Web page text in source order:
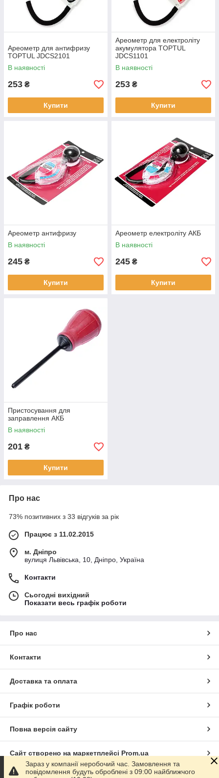
Ареометр для антифризу
TOPTUL JDCS2101
В наявності
253 ₴
Купити
Ареометр для електроліту
акумулятора TOPTUL
JDCS1101
В наявності
253 ₴
Купити
Ареометр антифризу
В наявності
245 ₴
Купити
Ареометр електроліту АКБ
В наявності
245 ₴
Купити
Пристосування для
заправлення АКБ
В наявності
201 ₴
Купити
Про нас
73% позитивних з 33 відгуків за рік
Працює з 11.02.2015
м. Дніпро
вулиця Львівська, 10, Дніпро, Україна
Контакти
Сьогодні вихідний
Показати весь графік роботи
Про нас
Контакти
Доставка та оплата
Графік роботи
Повна версія сайту
Сайт створено на маркетплейсі Prom.ua
Зараз у компанії неробочий час. Замовлення та
повідомлення будуть оброблені з 09:00 найближчого